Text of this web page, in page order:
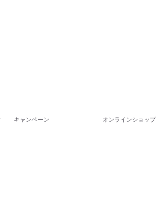
キャンペーン オンラインショップ